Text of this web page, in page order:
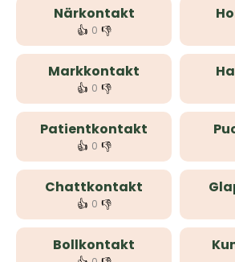
Närkontakt
👍 0 👎
Markkontakt
👍 0 👎
Patientkontakt
👍 0 👎
Chattkontakt
👍 0 👎
Bollkontakt